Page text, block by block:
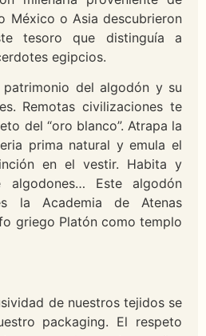
México o Asia descubrieron
tesoro que distinguía a
egipcios.
del algodón y su
Remotas civilizaciones te
del “oro blanco”. Atrapa la
prima natural y emula el
en el vestir. Habita y
algodones… Este algodón
la Academia de Atenas
griego Platón como templo
de nuestros tejidos se
packaging. El respeto